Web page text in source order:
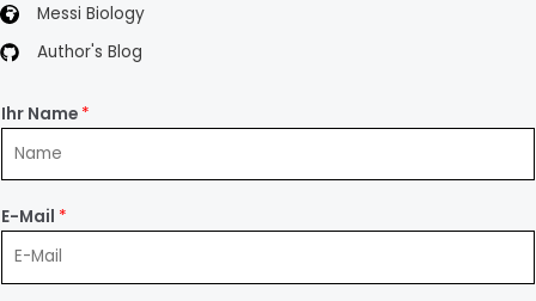
Messi Biology
Author's Blog
Ihr Name *
E-Mail *